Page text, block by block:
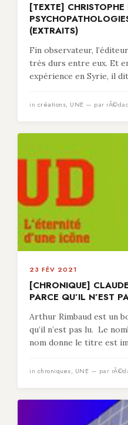
[TEXTE] CHRISTOPHE
(EXTRAITS)
Fin observateur,
très durs entre eux. Et
expérience en Syrie, il dit
in créations, UNE — par
23 FÉV 2021
[CHRONIQUE]
PARCE QU’IL N’EST
Arthur Rimbaud est un
qu’il n’est pas lu. Le
nom donne le titre est
in chroniques, UNE — par